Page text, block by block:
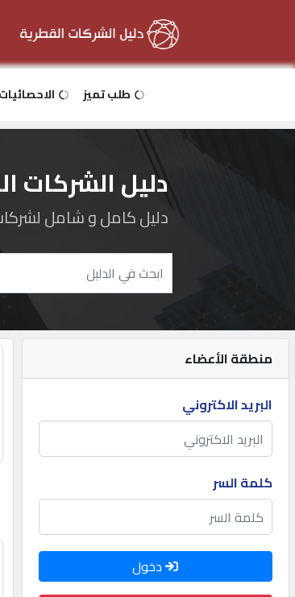
دخول
اعلانك
مطلوب
طلب
الاحصائيات
الأقسام
طلب تميز الاحصائيات
دليل الشركات
دليل كامل و شامل
منطقة الأعضاء
البريد الاكتروني
كلمة السر
دخول